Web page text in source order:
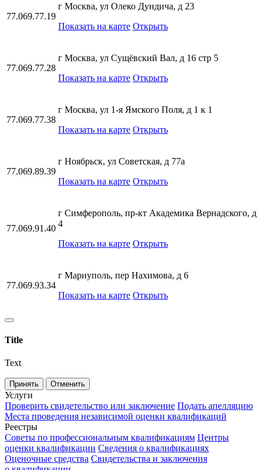
77.069.77.19
г Москва, ул Олеко Дундича, д 23
Показать на карте Открыть
77.069.77.28
г Москва, ул Сущёвский Вал, д 16 стр 5
Показать на карте Открыть
77.069.77.38
г Москва, ул 1-я Ямского Поля, д 1 к 1
Показать на карте Открыть
77.069.89.39
г Ноябрьск, ул Советская, д 77а
Показать на карте Открыть
77.069.91.40
г Симферополь, пр-кт Академика Вернадского, д
4
Показать на карте Открыть
77.069.93.34
г Мариуполь, пер Нахимова, д 6
Показать на карте Открыть
Title
Text
Принять Отменить
Услуги
Проверить свидетельство или заключение Подать апелляцию
Места проведения независимой оценки квалификаций
Реестры
Советы по профессиональным квалификациям Центры
оценки квалификации Сведения о квалификациях
Оценочные средства Свидетельства и заключения